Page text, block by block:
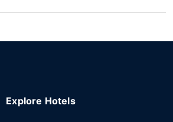
Explore Hotels